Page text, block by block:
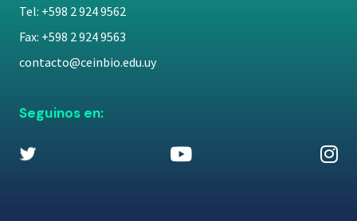
Tel: +598 2 924 9562
Fax: +598 2 924 9563
contacto@ceinbio.edu.uy
Seguinos en: